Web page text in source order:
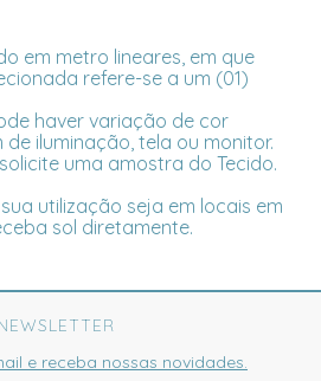
em metro lineares, em que
refere-se a um (01)
haver variação de cor
iluminação, tela ou monitor.
uma amostra do Tecido.
utilização seja em locais em
sol diretamente.
e receba nossas novidades.